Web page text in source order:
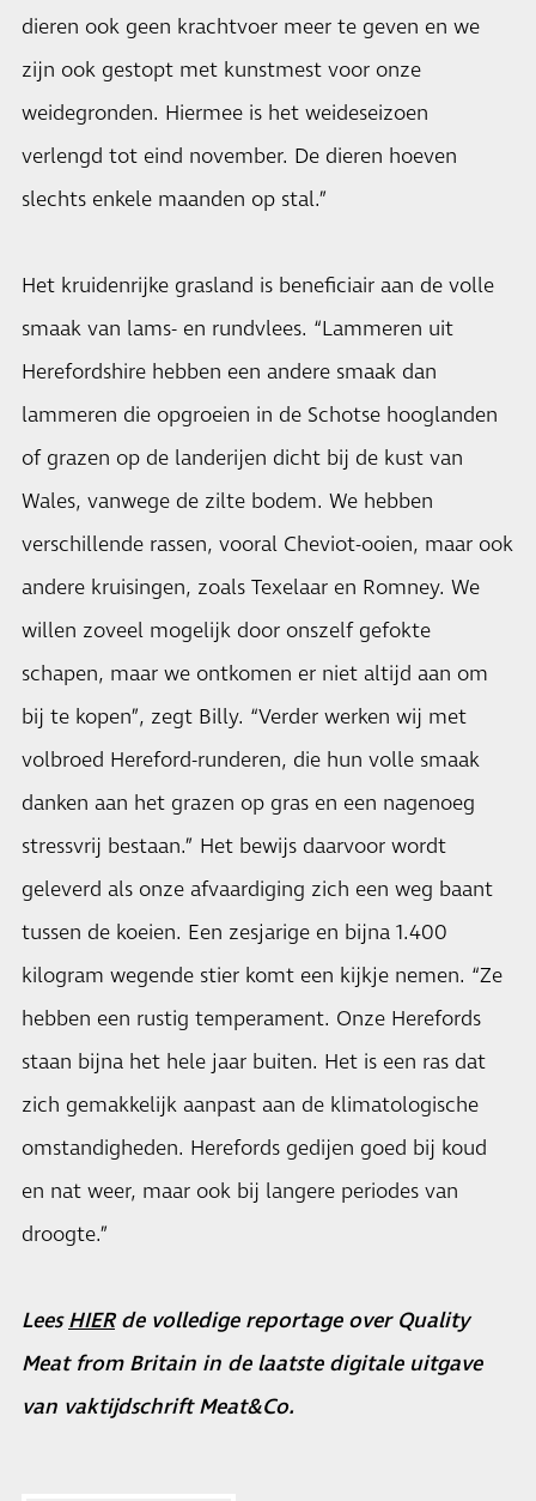
dieren ook geen krachtvoer meer te geven en we
zijn ook gestopt met kunstmest voor onze
weidegronden. Hiermee is het weideseizoen
verlengd tot eind november. De dieren hoeven
slechts enkele maanden op stal.”
Het kruidenrijke grasland is beneficiair aan de volle
smaak van lams- en rundvlees. “Lammeren uit
Herefordshire hebben een andere smaak dan
lammeren die opgroeien in de Schotse hooglanden
of grazen op de landerijen dicht bij de kust van
Wales, vanwege de zilte bodem. We hebben
verschillende rassen, vooral Cheviot-ooien, maar ook
andere kruisingen, zoals Texelaar en Romney. We
willen zoveel mogelijk door onszelf gefokte
schapen, maar we ontkomen er niet altijd aan om
bij te kopen”, zegt Billy. “Verder werken wij met
volbroed Hereford-runderen, die hun volle smaak
danken aan het grazen op gras en een nagenoeg
stressvrij bestaan.” Het bewijs daarvoor wordt
geleverd als onze afvaardiging zich een weg baant
tussen de koeien. Een zesjarige en bijna 1.400
kilogram wegende stier komt een kijkje nemen. “Ze
hebben een rustig temperament. Onze Herefords
staan bijna het hele jaar buiten. Het is een ras dat
zich gemakkelijk aanpast aan de klimatologische
omstandigheden. Herefords gedijen goed bij koud
en nat weer, maar ook bij langere periodes van
droogte.”
LeesHIERde volledige reportage over Quality
Meat from Britain in de laatste digitale uitgave
van vaktijdschrift Meat&Co.